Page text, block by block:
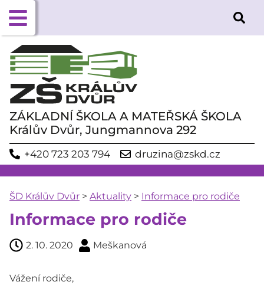
ZÁKLADNÍ ŠKOLA A MATEŘSKÁ ŠKOLA
Králův Dvůr, Jungmannova 292
+420 723 203 794 druzina@zskd.cz
ŠD Králův Dvůr > Aktuality > Informace pro rodiče
Informace pro rodiče
2. 10. 2020 Meškanová
Vážení rodiče,